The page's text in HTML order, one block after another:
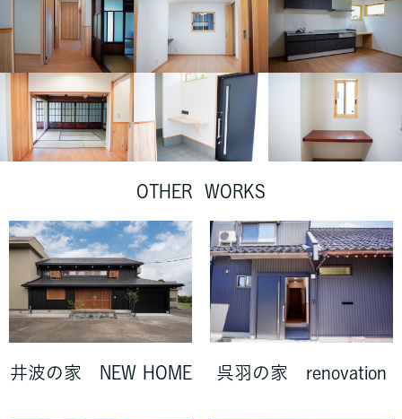
OTHER WORKS
井波の家 NEW HOME 呉羽の家 renovation